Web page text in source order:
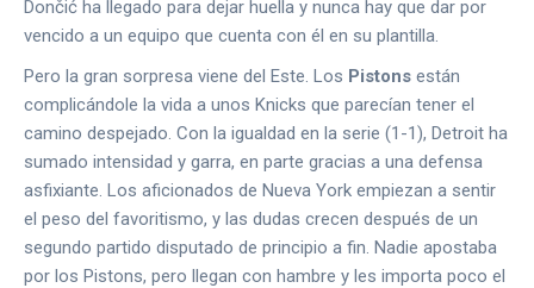
Dončić ha llegado para dejar huella y nunca hay que dar por
vencido a un equipo que cuenta con él en su plantilla.
Pero la gran sorpresa viene del Este. Los Pistons están
complicándole la vida a unos Knicks que parecían tener el
camino despejado. Con la igualdad en la serie (1-1), Detroit ha
sumado intensidad y garra, en parte gracias a una defensa
asfixiante. Los aficionados de Nueva York empiezan a sentir
el peso del favoritismo, y las dudas crecen después de un
segundo partido disputado de principio a fin. Nadie apostaba
por los Pistons, pero llegan con hambre y les importa poco el